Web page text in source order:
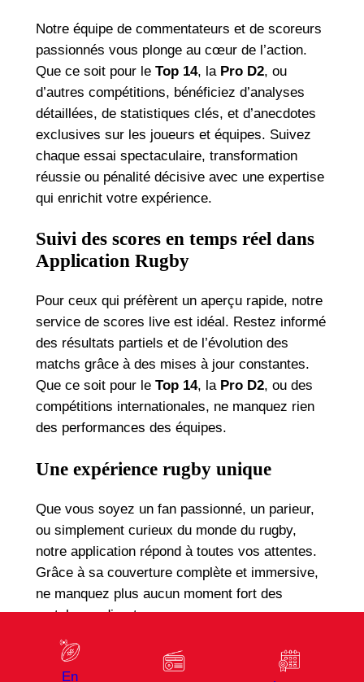
Notre équipe de commentateurs et de scoreurs
passionnés vous plonge au cœur de l’action.
Que ce soit pour le Top 14, la Pro D2, ou
d’autres compétitions, bénéficiez d’analyses
détaillées, de statistiques clés, et d’anecdotes
exclusives sur les joueurs et équipes. Suivez
chaque essai spectaculaire, transformation
réussie ou pénalité décisive avec une expertise
qui enrichit votre expérience.
Suivi des scores en temps réel dans
Application Rugby
Pour ceux qui préfèrent un aperçu rapide, notre
service de scores live est idéal. Restez informé
des résultats partiels et de l’évolution des
matchs grâce à des mises à jour constantes.
Que ce soit pour le Top 14, la Pro D2, ou des
compétitions internationales, ne manquez rien
des performances des équipes.
Une expérience rugby unique
Que vous soyez un fan passionné, un parieur,
ou simplement curieux du monde du rugby,
notre application répond à toutes vos attentes.
Grâce à sa couverture complète et immersive,
ne manquez plus aucun moment fort des
matchs en direct.
Rejoignez-nous pour vibrer au rythme du rugby
et vivre chaque instant avec intensité grâce à
En